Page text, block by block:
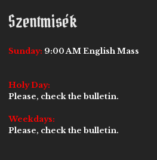
Szentmisék
Sunday: 9:00 AM English Mass
Holy Day:
Please, check the bulletin.
Weekdays:
Please, check the bulletin.